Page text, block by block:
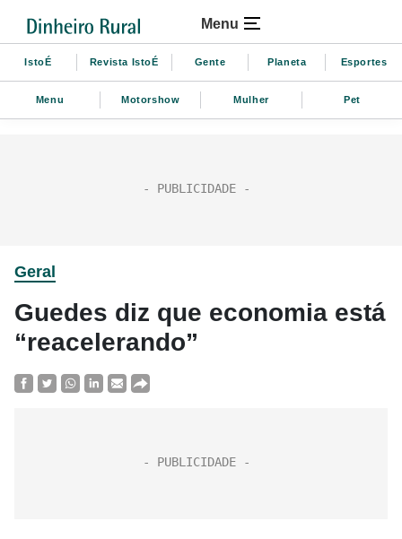
Menu
IstoÉ Revista IstoÉ Gente Planeta Esportes
Menu Motorshow Mulher Pet
Geral
Guedes diz que economia está
“reacelerando”